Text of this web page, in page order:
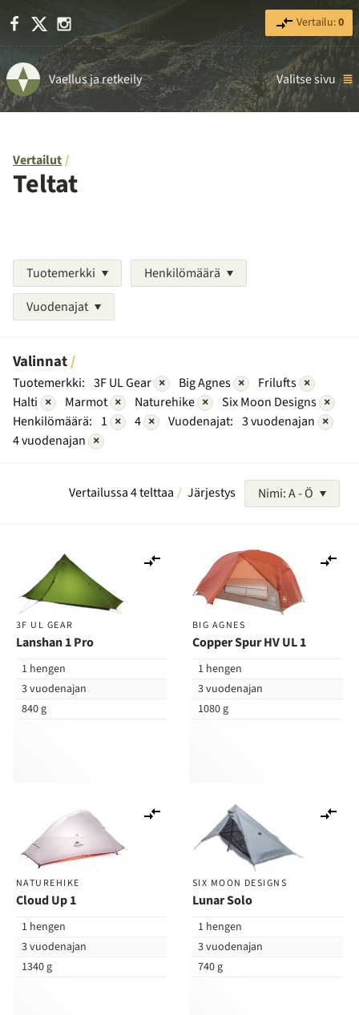
Facebook Instagram Vertailu:0
Vaellus ja retkeily Valitse sivu
Vertailut
Teltat
Tuotemerkki
Henkilömäärä
Vuodenajat
Valinnat
Tuotemerkki: 3F UL Gear × Big Agnes × Frilufts ×
Halti × Marmot × Naturehike × Six Moon Designs ×
Henkilömäärä: 1 × 4 × Vuodenajat: 3 vuodenajan ×
4 vuodenajan ×
Vertailussa 4 telttaa Järjestys Nimi: A - Ö
3F UL GEAR
Lanshan 1 Pro
1 hengen
3 vuodenajan
840 g
vertailuun
BIG AGNES
Copper Spur HV UL 1
1 hengen
3 vuodenajan
1080 g
NATUREHIKE
Cloud Up 1
1 hengen
3 vuodenajan
1340 g
vertailuun
SIX MOON DESIGNS
Lunar Solo
1 hengen
3 vuodenajan
740 g